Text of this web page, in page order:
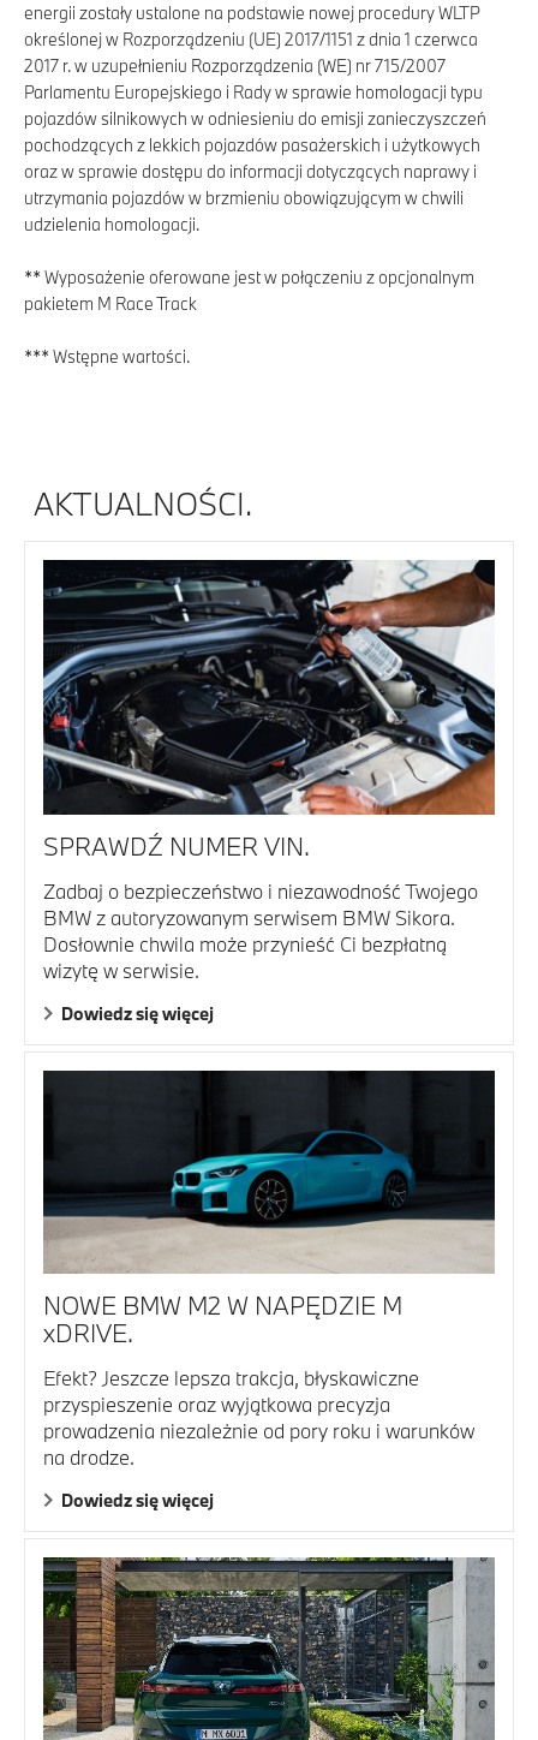
energii zostały ustalone na podstawie nowej procedury WLTP
określonej w Rozporządzeniu (UE) 2017/1151 z dnia 1 czerwca
2017 r. w uzupełnieniu Rozporządzenia (WE) nr 715/2007
Parlamentu Europejskiego i Rady w sprawie homologacji typu
pojazdów silnikowych w odniesieniu do emisji zanieczyszczeń
pochodzących z lekkich pojazdów pasażerskich i użytkowych
oraz w sprawie dostępu do informacji dotyczących naprawy i
utrzymania pojazdów w brzmieniu obowiązującym w chwili
udzielenia homologacji.
** Wyposażenie oferowane jest w połączeniu z opcjonalnym
pakietem M Race Track
*** Wstępne wartości.
AKTUALNOŚCI.
SPRAWDŹ NUMER VIN.
Zadbaj o bezpieczeństwo i niezawodność Twojego
BMW z autoryzowanym serwisem BMW Sikora.
Dosłownie chwila może przynieść Ci bezpłatną
wizytę w serwisie.
Dowiedz się więcej
NOWE BMW M2 W NAPĘDZIE M
xDRIVE.
Efekt? Jeszcze lepsza trakcja, błyskawiczne
przyspieszenie oraz wyjątkowa precyzja
prowadzenia niezależnie od pory roku i warunków
na drodze.
Dowiedz się więcej